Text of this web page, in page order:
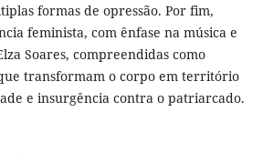
formas de opressão. Por fim,
feminista, com ênfase na música e
Soares, compreendidas como
transformam o corpo em território
e insurgência contra o patriarcado.